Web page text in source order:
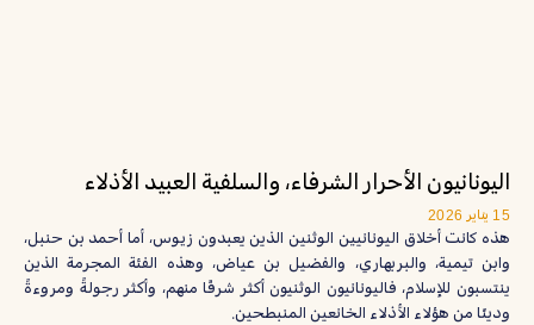
اليونانيون الأحرار الشرفاء، والسلفية العبيد الأذلاء
15 يناير 2026
هذه كانت أخلاق اليونانيين الوثنين الذين يعبدون زيوس، أما أحمد بن حنبل،
وابن تيمية، والبربهاري، والفضيل بن عياض، وهذه الفئة المجرمة الذين
ينتسبون للإسلام، فاليونانيون الوثنيون أكثر شرفًا منهم، وأكثر رجولةً ومروءةً
ودينًا من هؤلاء الأذلاء الخانعين المنبطحين.